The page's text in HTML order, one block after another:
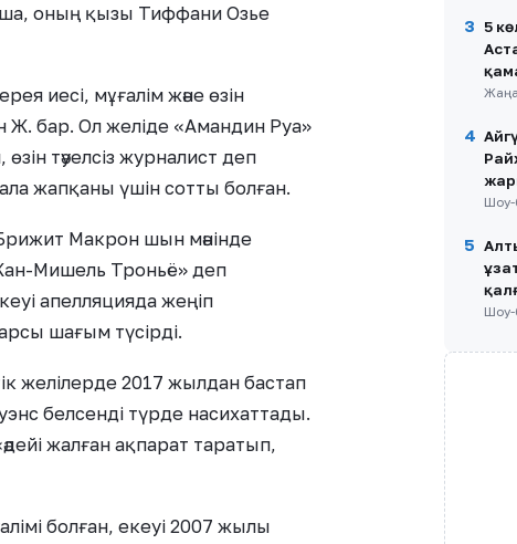
оның қызы Тиффани Озье
иесі, мұғалім және өзін
Ж. бар. Ол желіде «Амандин Руа»
тәуелсіз журналист деп
жапқаны үшін сотты болған.
Макрон шын мәнінде
Мишель Троньё» деп
апелляцияда жеңіп
шағым түсірді.
желілерде 2017 жылдан бастап
белсенді түрде насихаттады.
жалған ақпарат таратып,
болған, екеуі 2007 жылы
3
5
4
Шоу-
5
Шоу-